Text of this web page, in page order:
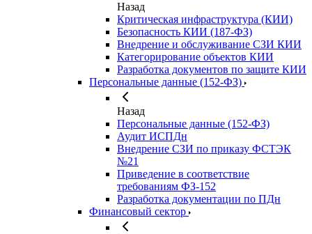
Назад
Критическая инфраструктура (КИИ)
Безопасность КИИ (187-ФЗ)
Внедрение и обслуживание СЗИ КИИ
Категорирование объектов КИИ
Разработка документов по защите КИИ
Персональные данные (152-ФЗ)
Назад
Персональные данные (152-ФЗ)
Аудит ИСПДн
Внедрение СЗИ по приказу ФСТЭК
№21
Приведение в соответствие
требованиям ФЗ-152
Разработка документации по ПДн
Финансовый сектор